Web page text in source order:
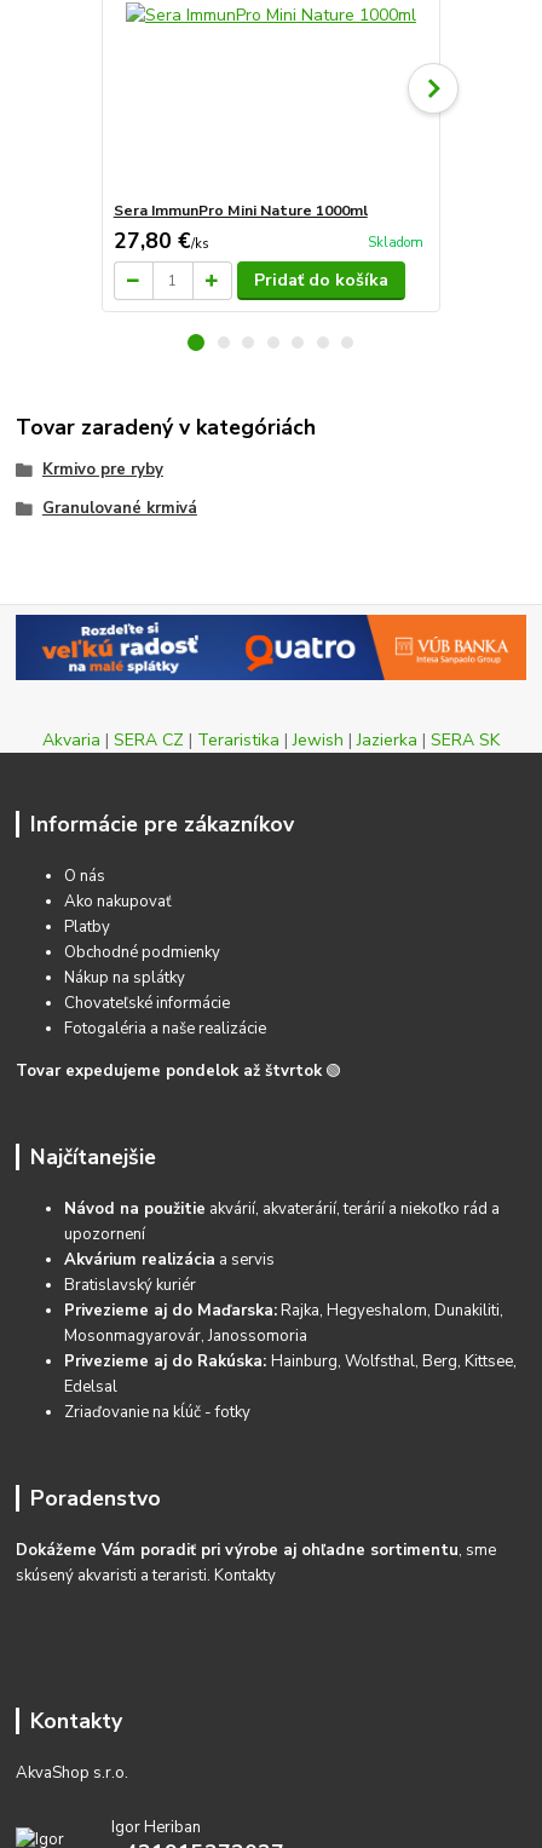
Sera ImmunPro Mini Nature 1000ml
27,80 €/ks Skladom
Pridať do košíka
Tovar zaradený v kategóriách
Krmivo pre ryby
Granulované krmivá
Akvaria | SERA CZ | Teraristika |Jewish |Jazierka | SERA SK
Informácie pre zákazníkov
O nás
Ako nakupovať
Platby
Obchodné podmienky
Nákup na splátky
Chovateľské informácie
Fotogaléria a naše realizácie
Tovar expedujeme pondelok až štvrtok 🟢
Najčítanejšie
Návod na použitie akvárií, akvaterárií, terárií a niekoľko rád a
upozornení
Akvárium realizácia a servis
Bratislavský kuriér
Privezieme aj do Maďarska:Rajka, Hegyeshalom, Dunakiliti,
Mosonmagyarovár, Janossomoria
Privezieme aj do Rakúska:Hainburg, Wolfsthal, Berg, Kittsee,
Edelsal
Zriaďovanie na kĺúč - fotky
Poradenstvo
Dokážeme Vám poradiť pri výrobe aj ohľadne sortimentu, sme
skúsený akvaristi a teraristi.Kontakty
Kontakty
AkvaShop s.r.o.
Igor Heriban